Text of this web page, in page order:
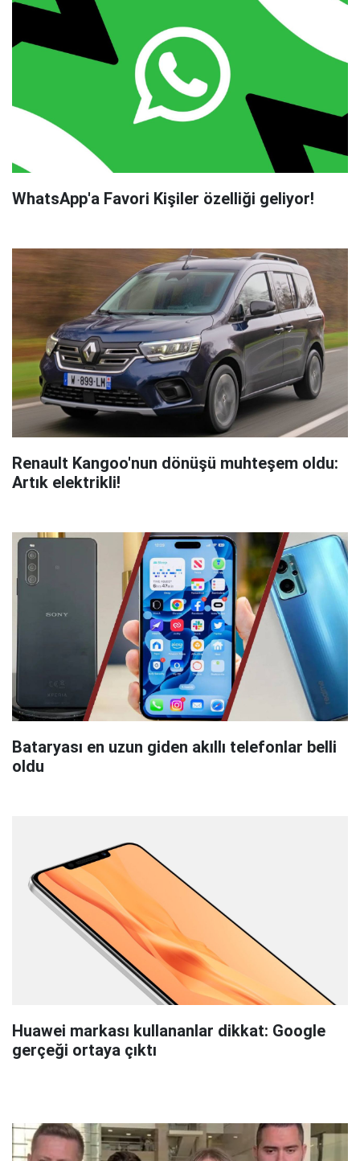
WhatsApp'a Favori Kişiler özelliği geliyor!
Renault Kangoo'nun dönüşü muhteşem oldu:
Artık elektrikli!
Bataryası en uzun giden akıllı telefonlar belli
oldu
Huawei markası kullananlar dikkat: Google
gerçeği ortaya çıktı